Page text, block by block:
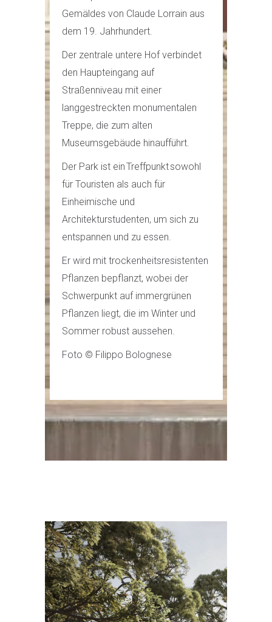
Gemäldes von Claude Lorrain aus
dem 19. Jahrhundert.
Der zentrale untere Hof verbindet
den Haupteingang auf
Straßenniveau mit einer
langgestreckten monumentalen
Treppe, die zum alten
Museumsgebäude hinaufführt.
Der Park ist ein Treffpunkt sowohl
für Touristen als auch für
Einheimische und
Architekturstudenten, um sich zu
entspannen und zu essen.
Er wird mit trockenheitsresistenten
Pflanzen bepflanzt, wobei der
Schwerpunkt auf immergrünen
Pflanzen liegt, die im Winter und
Sommer robust aussehen.
Foto © Filippo Bolognese